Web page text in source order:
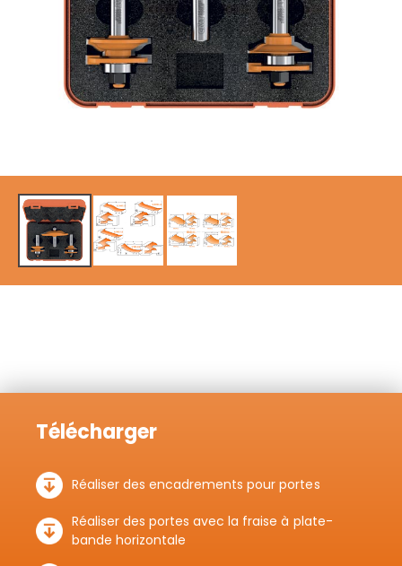
Télécharger
Réaliser des encadrements pour portes
Réaliser des portes avec la fraise à plate-
bande horizontale